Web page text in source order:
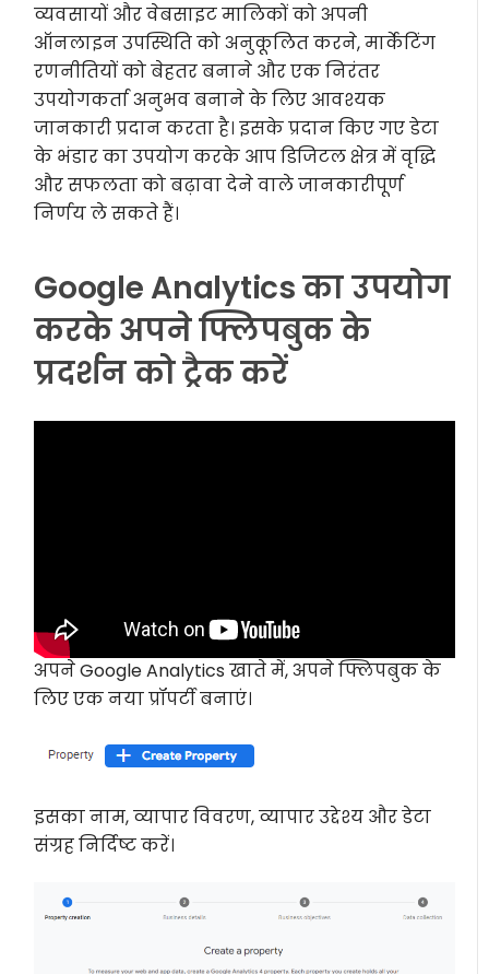
व्यवसायों और वेबसाइट मालिकों को अपनी
ऑनलाइन उपस्थिति को अनुकूलित करने, मार्केटिंग
रणनीतियों को बेहतर बनाने और एक निरंतर
उपयोगकर्ता अनुभव बनाने के लिए आवश्यक
जानकारी प्रदान करता है। इसके प्रदान किए गए डेटा
के भंडार का उपयोग करके आप डिजिटल क्षेत्र में वृद्धि
और सफलता को बढ़ावा देने वाले जानकारीपूर्ण
निर्णय ले सकते हैं।
Google Analytics का उपयोग
करके अपने फ्लिपबुक के
प्रदर्शन को ट्रैक करें
अपने Google Analytics खाते में, अपने फ्लिपबुक के
लिए एक नया प्रॉपर्टी बनाएं।
इसका नाम, व्यापार विवरण, व्यापार उद्देश्य और डेटा
संग्रह निर्दिष्ट करें।